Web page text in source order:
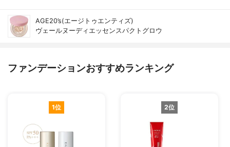
AGE20’s(エージトゥエンティズ)
ヴェールヌーディエッセンスパクトグロウ
ファンデーションおすすめランキング
1位 2位